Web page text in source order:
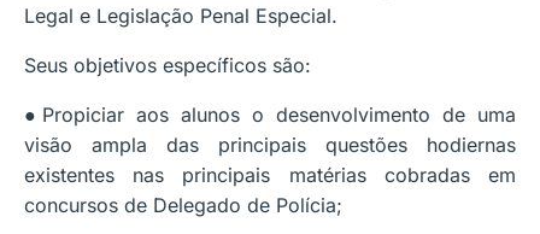
Legal e Legislação Penal Especial.
Seus objetivos específicos são:
●Propiciar aos alunos o desenvolvimento de uma
visão ampla das principais questões hodiernas
existentes nas principais matérias cobradas em
concursos de Delegado de Polícia;